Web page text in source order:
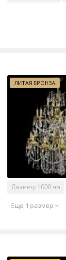
ЛИТАЯ БРОНЗА
Диаметр 1000 мм
Еще 1 размер